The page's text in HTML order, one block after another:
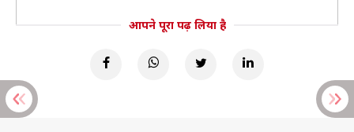
आपने पूरा पढ़ लिया है